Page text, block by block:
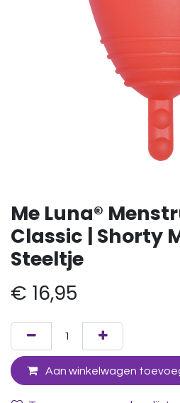
Me Luna®
Classic | Shorty
Steeltje
€ 16,95
Aan winkelwagen